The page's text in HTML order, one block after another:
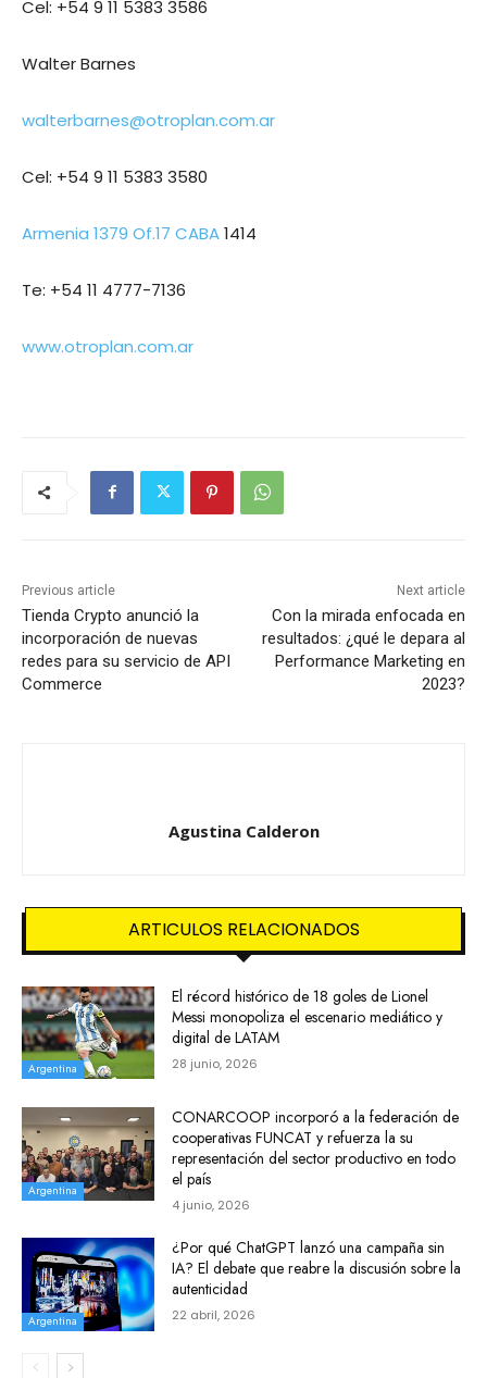
Cel: +54 9 11 5383 3586
Walter Barnes
walterbarnes@otroplan.com.ar
Cel: +54 9 11 5383 3580
Armenia 1379 Of.17 CABA1414
Te: +54 11 4777-7136
www.otroplan.com.ar
Previous article
Tienda Crypto anunció la
incorporación de nuevas
redes para su servicio de API
Commerce
Next article
Con la mirada enfocada en
resultados: ¿qué le depara al
Performance Marketing en
2023?
Agustina Calderon
ARTICULOS RELACIONADOS
Argentina
El récord histórico de 18 goles de Lionel
Messi monopoliza el escenario mediático y
digital de LATAM
28 junio, 2026
Argentina
CONARCOOP incorporó a la federación de
cooperativas FUNCAT y refuerza la su
representación del sector productivo en todo
el país
4 junio, 2026
Argentina
¿Por qué ChatGPT lanzó una campaña sin
IA? El debate que reabre la discusión sobre la
autenticidad
22 abril, 2026